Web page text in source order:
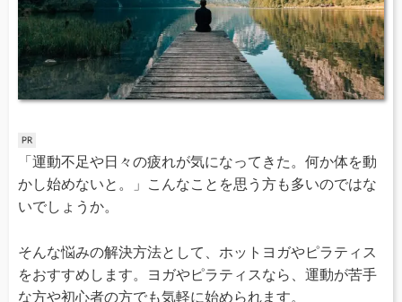
「運動不足や日々の疲れが気になってきた。何か体を動
かし始めないと。」こんなことを思う方も多いのではな
いでしょうか。
そんな悩みの解決方法として、ホットヨガやピラティス
をおすすめします。ヨガやピラティスなら、運動が苦手
な方や初心者の方でも気軽に始められます。